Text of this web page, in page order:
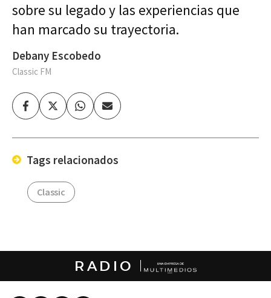
sobre su legado y las experiencias que
han marcado su trayectoria.
Debany Escobedo
Classic FM
FacebookTwitterWhatsapp
Enviar
por
Tags relacionados
Classic
RADIO